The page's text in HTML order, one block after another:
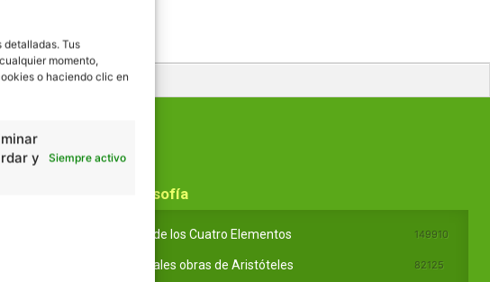
Tus
momento,
o haciendo clic en
y
Siempre activo
En Filosofía
Teoría de los Cuatro Elementos 149910
Principales obras de Aristóteles 82125